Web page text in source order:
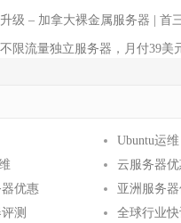
级 – 加拿大裸金属服务器 | 首
限流量独立服务器，月付39美
Ubuntu运维
云服务器
优惠
亚洲服务
测
全球行业